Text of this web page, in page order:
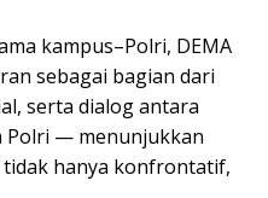
kampus–Polri, DEMA
sebagai bagian dari
serta dialog antara
Polri — menunjukkan
hanya konfrontatif,